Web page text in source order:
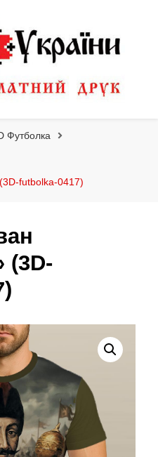
Футболка
futbolka-0417)
(3D-